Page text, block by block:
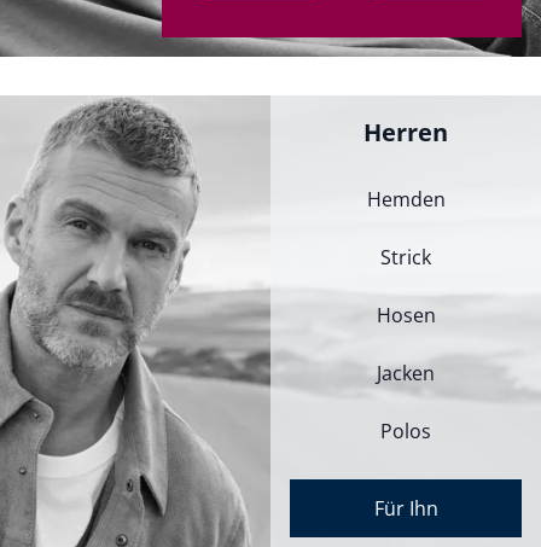
Herren
Hemden
Strick
Hosen
Jacken
Polos
Für Ihn